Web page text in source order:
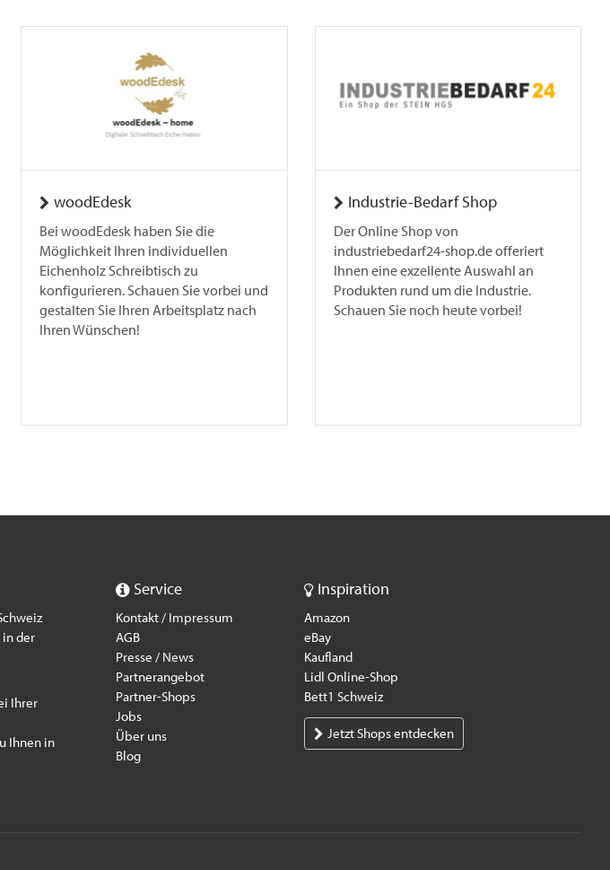
woodEdesk
Bei woodEdesk haben Sie die
Möglichkeit Ihren individuellen
Eichenholz Schreibtisch zu
konfigurieren. Schauen Sie vorbei und
gestalten Sie Ihren Arbeitsplatz nach
Ihren Wünschen!
Industrie-Bedarf Shop
Der Online Shop von
industriebedarf24-shop.de offeriert
Ihnen eine exzellente Auswahl an
Produkten rund um die Industrie.
Schauen Sie noch heute vorbei!
in der
Ihrer
Ihnen in
Service
Kontakt / Impressum
AGB
Presse / News
Partnerangebot
Partner-Shops
Jobs
Über uns
Blog
Inspiration
Amazon
eBay
Kaufland
Lidl Online-Shop
Bett1 Schweiz
Jetzt Shops entdecken